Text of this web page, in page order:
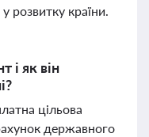
розвитку країни.
і як він
цільова
державного